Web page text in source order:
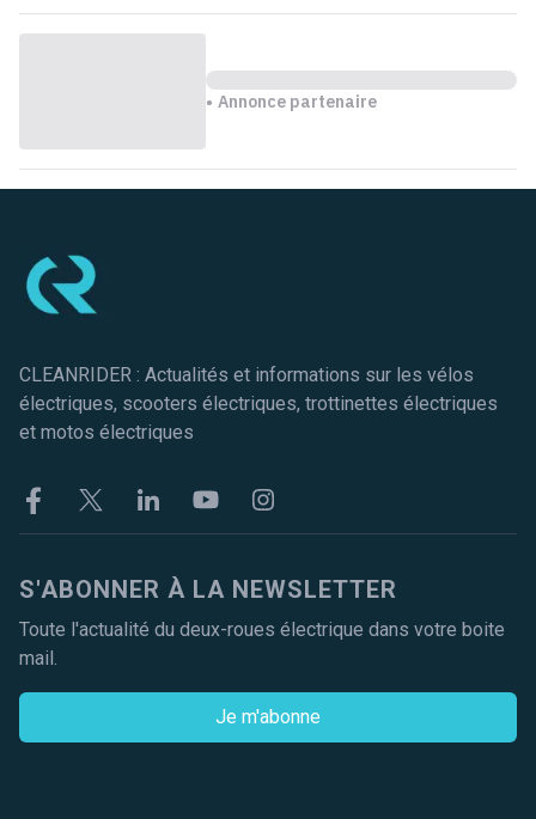
Annonce partenaire
CLEANRIDER : Actualités et informations sur les vélos
électriques, scooters électriques, trottinettes électriques
et motos électriques
FacebookTwitter LinkekinYoutubeInstagram
S'ABONNER À LA NEWSLETTER
Toute l'actualité du deux-roues électrique dans votre boite
mail.
Je m'abonne